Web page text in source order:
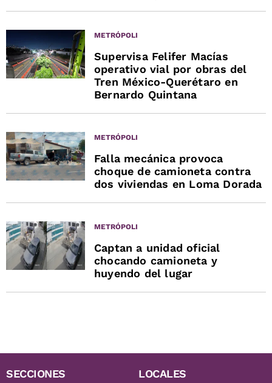
METRÓPOLI
Supervisa Felifer Macías
operativo vial por obras del
Tren México-Querétaro en
Bernardo Quintana
METRÓPOLI
Falla mecánica provoca
choque de camioneta contra
dos viviendas en Loma Dorada
METRÓPOLI
Captan a unidad oficial
chocando camioneta y
huyendo del lugar
SECCIONES LOCALES